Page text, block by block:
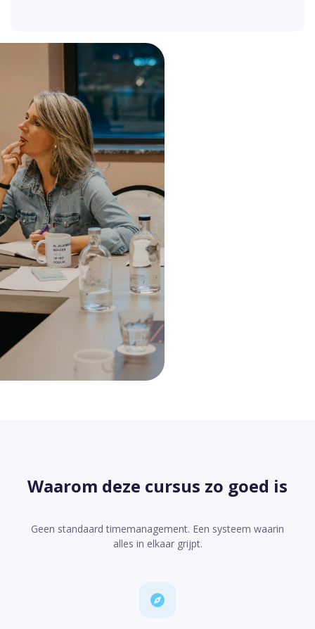
Waarom deze cursus zo goed is
Geen standaard timemanagement. Een systeem waarin
alles in elkaar grijpt.